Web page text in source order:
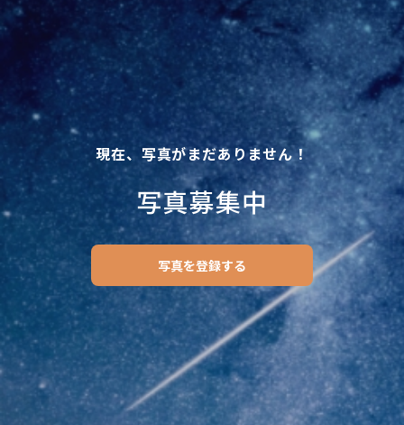
現在、写真がまだありません！
写真募集中
写真を登録する